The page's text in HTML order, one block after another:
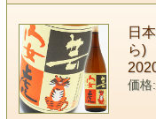
日
ら)
価格